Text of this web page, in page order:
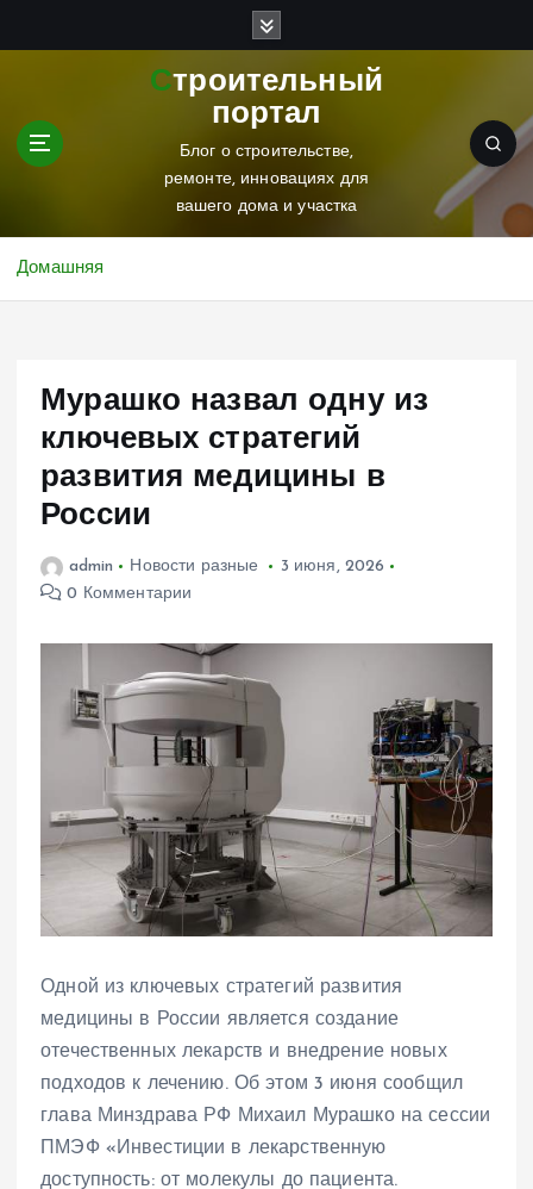
Строительный
портал
Блог о строительстве,
ремонте, инновациях для
вашего дома и участка
Домашняя
Мурашко назвал одну из
ключевых стратегий
развития медицины в
России
admin Новости разные
3 июня, 2026
0 Комментарии
Одной из ключевых стратегий развития
медицины в России является создание
отечественных лекарств и внедрение новых
подходов к лечению. Об этом 3 июня сообщил
глава Минздрава РФ Михаил Мурашко на сессии
ПМЭФ «Инвестиции в лекарственную
доступность: от молекулы до пациента.